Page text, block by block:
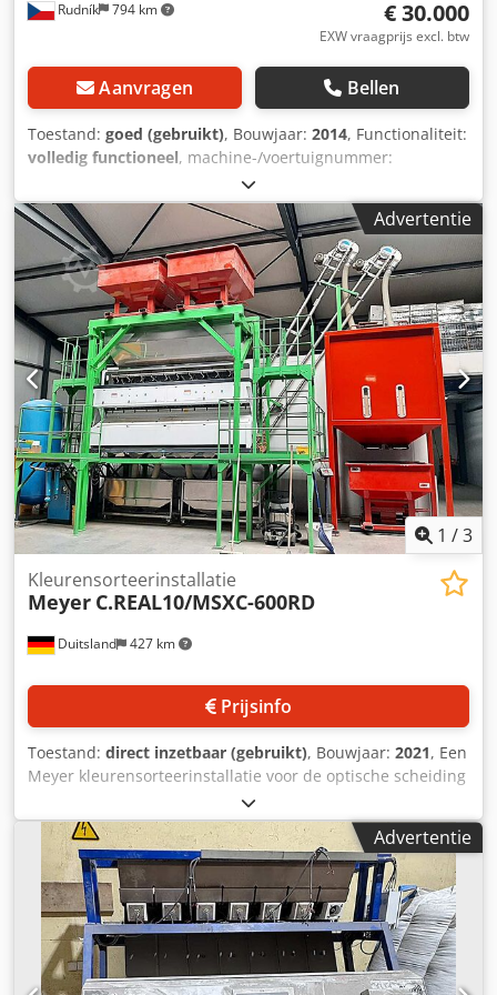
Rudník 794 km € 30.000
EXW vraagprijs excl. btw
Aanvragen Bellen
Toestand: goed (gebruikt), Bouwjaar: 2014, Functionaliteit:
volledig functioneel, machine-/voertuignummer:
3.310 mm
mm, totale hoogte:1.784 mm, totaalgewicht:1.000 kg,
Uitrusting:
documentatie / handleiding,
Machinedimensies (b x h x d) 3310 x 1784 x 3943 mm
Elektrische aansluiting: 400 V, 16 A, 50 Hz Chsdpfx Aey Ui
Tvshkoa PLC met UTP-software Luchtdruk: 7 bar
Nauwkeurige lasermeting Camera voor vormverificatie (ID,
WT) Camera met flits (wijziging van vormweergave)
Systeem met 12 camera’s voor oppervlaktescanning van
het product (6 voor binnen- en 6 voor buitenvorm)
Advertentie
1 /3
Duitsland 427 km
Kleurensorteerinstallatie
Meyer C.REAL10/MSXC-600RD
Prijsinfo
Toestand: direct inzetbaar (gebruikt), Bouwjaar: 2021, Een
Meyer kleurensorteerinstallatie voor de optische scheiding
van kleine korrelgroottes in de voedingsmiddelenindustrie
is beschikbaar. Goten: 10, camera’s: 20, cameratype: RGB
5400 CCD, compressorvermogen: 37 kW,
compressorlevering: 7,1 m³/min. Inclusief geïntegreerde
roestvrijstalen container, koeldroger en
schroefcompressor. De transportsystemen zijn gebruikt
geïntegreerd en dienen indien nodig te worden
vernieuwd. Documentatie aanwezig. Bezichtigen ter
plaatse is mogelijk. Chedpfx Ahsxxa S Uokoa
Advertentie